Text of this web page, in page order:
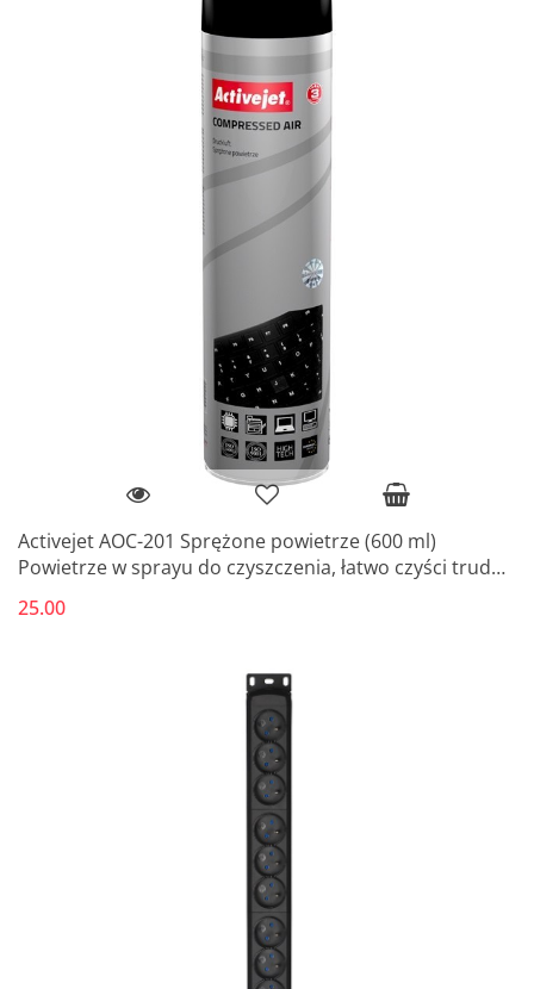
Activejet AOC-201 Sprężone powietrze (600 ml)
Powietrze w sprayu do czyszczenia, łatwo czyści trudno
25.00